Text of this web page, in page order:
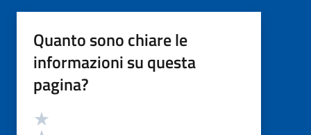
Quanto sono chiare le
informazioni su questa
pagina?
Valutazione